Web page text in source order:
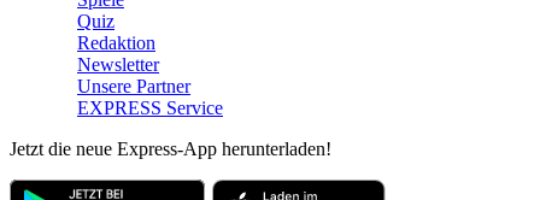
Quiz
Redaktion
Newsletter
Unsere Partner
EXPRESS Service
Jetzt die neue Express-App herunterladen!